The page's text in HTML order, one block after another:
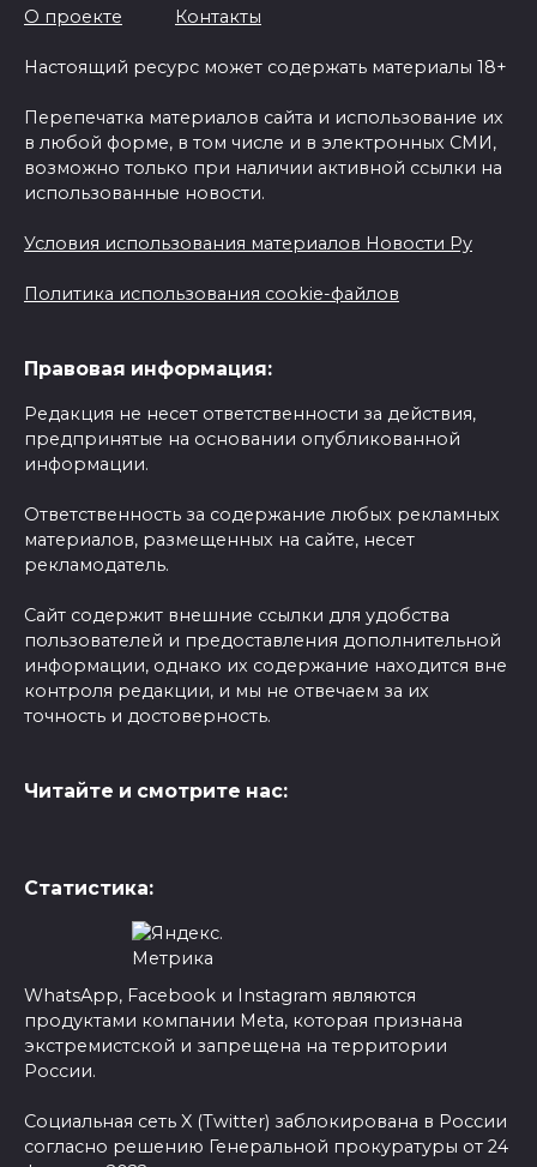
О проекте Контакты
Настоящий ресурс может содержать материалы 18+
Перепечатка материалов сайта и использование их
в любой форме, в том числе и в электронных СМИ,
возможно только при наличии активной ссылки на
использованные новости.
Условия использования материалов Новости Ру
Политика использования cookie-файлов
Правовая информация:
Редакция не несет ответственности за действия,
предпринятые на основании опубликованной
информации.
Ответственность за содержание любых рекламных
материалов, размещенных на сайте, несет
рекламодатель.
Сайт содержит внешние ссылки для удобства
пользователей и предоставления дополнительной
информации, однако их содержание находится вне
контроля редакции, и мы не отвечаем за их
точность и достоверность.
Читайте и смотрите нас:
Статистика:
WhatsApp, Facebook и Instagram являются
продуктами компании Meta, которая признана
экстремистской и запрещена на территории
России.
Социальная сеть X (Twitter) заблокирована в России
согласно решению Генеральной прокуратуры от 24